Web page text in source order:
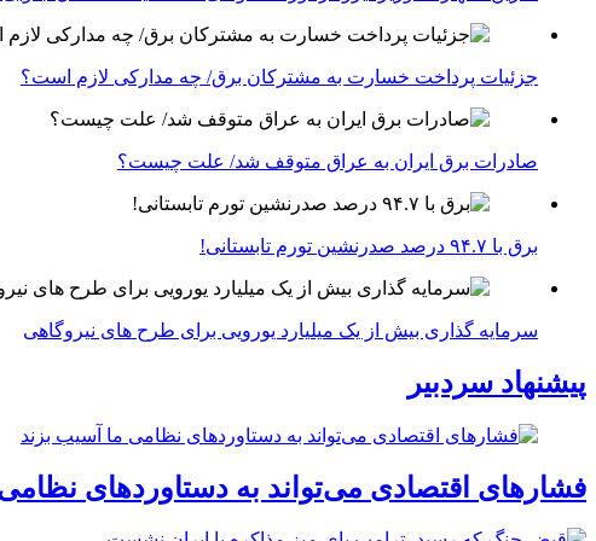
جزئیات پرداخت خسارت به مشترکان برق/ چه مدارکی لازم است؟
صادرات برق ایران به عراق متوقف شد/ علت چیست؟
برق با ۹۴.۷ درصد صدرنشین تورم تابستانی!
سرمایه گذاری بیش از یک میلیارد یورویی برای طرح های نیروگاهی
پیشنهاد سردبیر
فشارهای اقتصادی می‌تواند به دستاوردهای